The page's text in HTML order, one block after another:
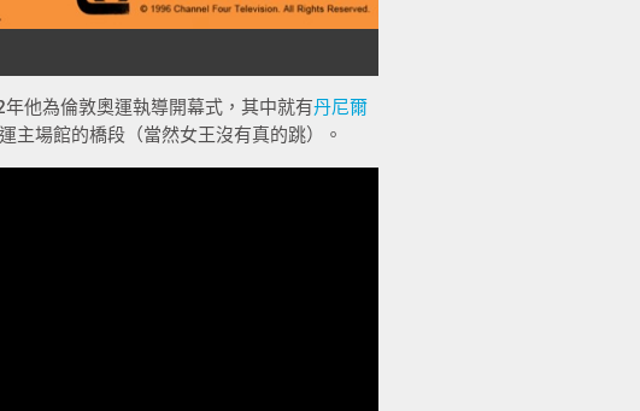
他為倫敦奧運執導開幕式，其中就有丹尼爾
主場館的橋段（當然女王沒有真的跳）。